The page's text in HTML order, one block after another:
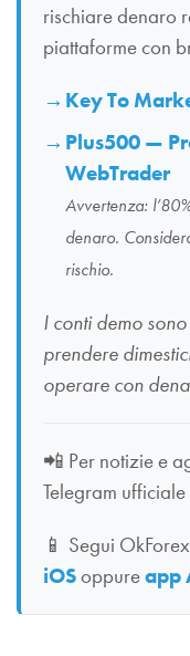
rischiare denaro
piattaforme con
Key To
Plus500 —
WebTrader
Avvertenza:
denaro.
rischio.
I conti demo
prendere
operare con
📲 Per notizie e
Telegram
📱 Segui
iOSoppureapp